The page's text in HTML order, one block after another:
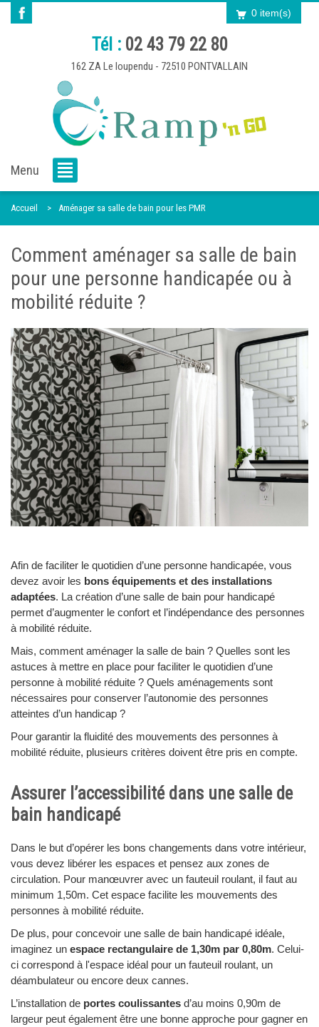
0 item(s)
Tél : 02 43 79 22 80
162 ZA Le loupendu - 72510 PONTVALLAIN
Menu
Accueil Aménager sa salle de bain pour les PMR
Comment aménager sa salle de bain
pour une personne handicapée ou à
mobilité réduite ?
Afin de faciliter le quotidien d’une personne handicapée, vous
devez avoir les bons équipements et des installations
adaptées. La création d’une salle de bain pour handicapé
permet d’augmenter le confort et l’indépendance des personnes
à mobilité réduite.
Mais, comment aménager la salle de bain ? Quelles sont les
astuces à mettre en place pour faciliter le quotidien d’une
personne à mobilité réduite ? Quels aménagements sont
nécessaires pour conserver l’autonomie des personnes
atteintes d’un handicap ?
Pour garantir la fluidité des mouvements des personnes à
mobilité réduite, plusieurs critères doivent être pris en compte.
Assurer l’accessibilité dans une salle de
bain handicapé
Dans le but d’opérer les bons changements dans votre intérieur,
vous devez libérer les espaces et pensez aux zones de
circulation. Pour manœuvrer avec un fauteuil roulant, il faut au
minimum 1,50m. Cet espace facilite les mouvements des
personnes à mobilité réduite.
De plus, pour concevoir une salle de bain handicapé idéale,
imaginez un espace rectangulaire de 1,30m par 0,80m. Celui-
ci correspond à l'espace idéal pour un fauteuil roulant, un
déambulateur ou encore deux cannes.
L’installation de portes coulissantes d’au moins 0,90m de
largeur peut également être une bonne approche pour gagner en